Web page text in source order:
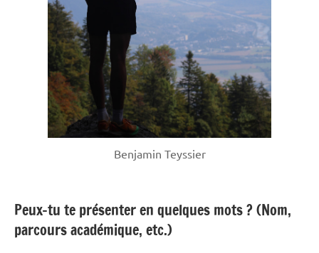
Benjamin Teyssier
Peux-tu te présenter en quelques mots ? (Nom,
parcours académique, etc.)